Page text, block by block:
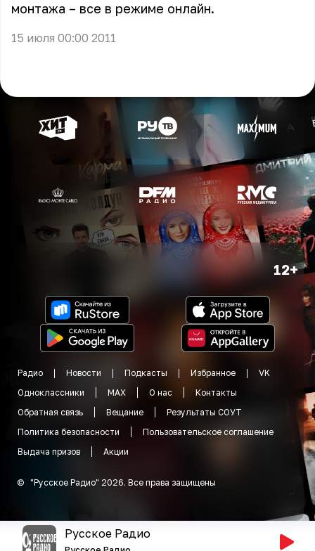
монтажа – все в режиме онлайн.
15 июля 00:00 2011
12+
Радио Новости Подкасты Избранное
VK
Одноклассники
MAX О нас
Контакты
Обратная связь
Вещание
Результаты СОУТ
Политика безопасности
Пользовательское соглашение
Выдача призов
Акции
© "Русское Радио" 2026. Все права защищены
Русское Радио